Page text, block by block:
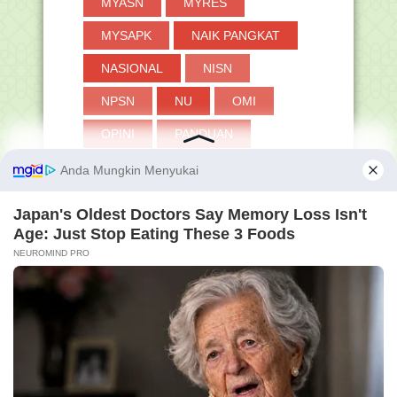
MYSAPK NAIK PANGKAT
NASIONAL NISN
NPSN NU OMI
OPINI PANDUAN
PANTUN PAS
PEDANG PEDOMAN
PELATIHAN PEMILU
PENGUMUMAN
PERANGKAT LAINNYA